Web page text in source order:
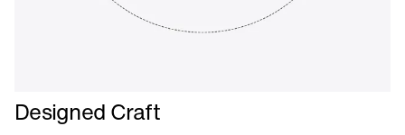
Læs
mere
Designed Craft